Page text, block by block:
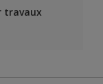
travaux